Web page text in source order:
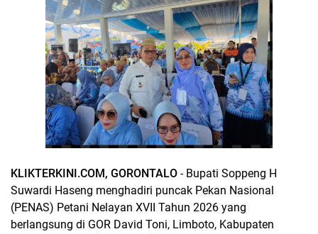
KLIKTERKINI.COM, GORONTALO - Bupati Soppeng H
Suwardi Haseng menghadiri puncak Pekan Nasional
(PENAS) Petani Nelayan XVII Tahun 2026 yang
berlangsung di GOR David Toni, Limboto, Kabupaten